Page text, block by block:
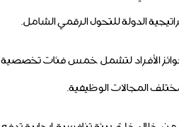
الدولة للتحول الرقمي الشامل.
الأفراد لتشمل خمس فئات تخصصية
المجالات الوظيفية.